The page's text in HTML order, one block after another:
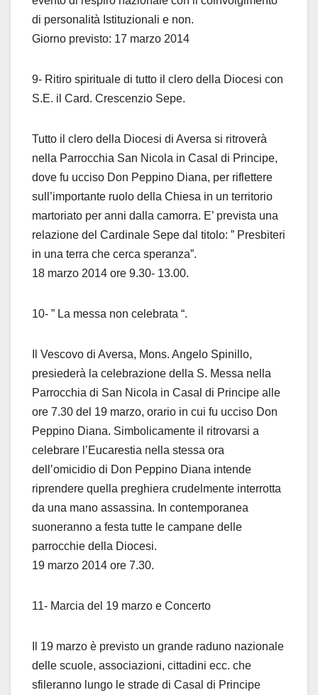
di personalità Istituzionali e non.
Giorno previsto: 17 marzo 2014
9- Ritiro spirituale di tutto il clero della Diocesi con
S.E. il Card. Crescenzio Sepe.
Tutto il clero della Diocesi di Aversa si ritroverà
nella Parrocchia San Nicola in Casal di Principe,
dove fu ucciso Don Peppino Diana, per riflettere
sull’importante ruolo della Chiesa in un territorio
martoriato per anni dalla camorra. E’ prevista una
relazione del Cardinale Sepe dal titolo: ” Presbiteri
in una terra che cerca speranza”.
18 marzo 2014 ore 9.30- 13.00.
10- ” La messa non celebrata “.
Il Vescovo di Aversa, Mons. Angelo Spinillo,
presiederà la celebrazione della S. Messa nella
Parrocchia di San Nicola in Casal di Principe alle
ore 7.30 del 19 marzo, orario in cui fu ucciso Don
Peppino Diana. Simbolicamente il ritrovarsi a
celebrare l’Eucarestia nella stessa ora
dell’omicidio di Don Peppino Diana intende
riprendere quella preghiera crudelmente interrotta
da una mano assassina. In contemporanea
suoneranno a festa tutte le campane delle
parrocchie della Diocesi.
19 marzo 2014 ore 7.30.
11- Marcia del 19 marzo e Concerto
Il 19 marzo è previsto un grande raduno nazionale
delle scuole, associazioni, cittadini ecc. che
sfileranno lungo le strade di Casal di Principe